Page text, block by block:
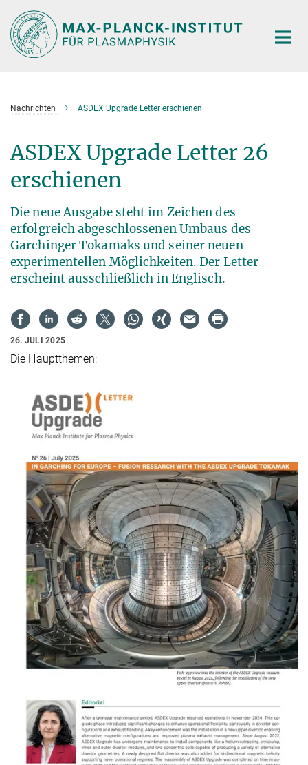
Hauptinhalt
Nachrichten ASDEX Upgrade Letter erschienen
ASDEX Upgrade Letter 26
erschienen
Die neue Ausgabe steht im Zeichen des
erfolgreich abgeschlossenen Umbaus des
Garchinger Tokamaks und seiner neuen
experimentellen Möglichkeiten. Der Letter
erscheint ausschließlich in Englisch.
26. JULI 2025
Die Hauptthemen: